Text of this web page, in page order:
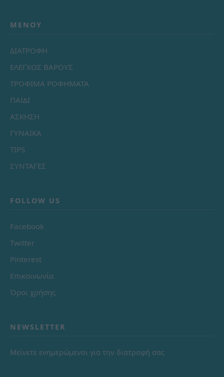
ΜΕΝΟΎ
ΔΙΑΤΡΟΦΗ
ΕΛΕΓΧΟΣ ΒΑΡΟΥΣ
ΤΡΟΦΙΜΑ ΡΟΦΗΜΑΤΑ
ΠΑΙΔΙ
ΑΣΚΗΣΗ
ΓΥΝΑΙΚΑ
TIPS
ΣΥΝΤΑΓΕΣ
FOLLOW US
Facebook
Twitter
Pinterest
Επικοινωνία
Όροι χρήσης
NEWSLETTER
Μείνετε ενημερώμενοι για την διατροφή σας